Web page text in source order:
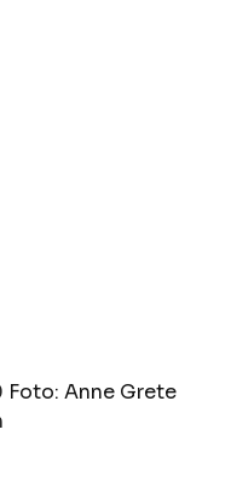
Anne Grete